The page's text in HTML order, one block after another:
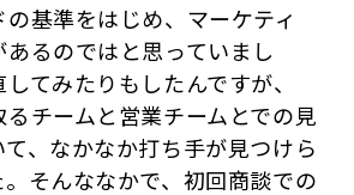
基準をはじめ、マーケティ
あるのではと思っていまし
てみたりもしたんですが、
チームと営業チームとでの見
、なかなか打ち手が見つけら
そんななかで、初回商談での